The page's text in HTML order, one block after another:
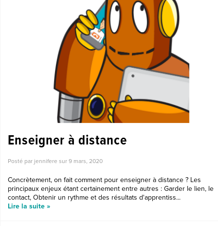
Enseigner à distance
Posté par jennifere sur 9 mars, 2020
Concrètement, on fait comment pour enseigner à distance ? Les
principaux enjeux étant certainement entre autres : Garder le lien, le
contact, Obtenir un rythme et des résultats d'apprentiss...
Lire la suite »